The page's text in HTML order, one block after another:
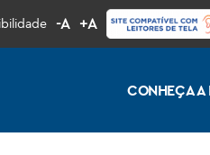
-A +A
CONHEÇA A